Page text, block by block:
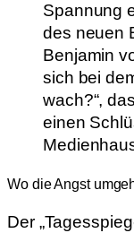
Spannung
des neuen
Benjamin
sich bei
wach?“,
einen
Wo die Angst
Der